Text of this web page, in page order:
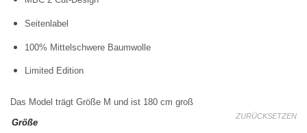
Seitenlabel
100% Mittelschwere Baumwolle
Limited Edition
Das Model trägt Größe M und ist 180 cm groß
Größe
ZURÜCKSETZEN